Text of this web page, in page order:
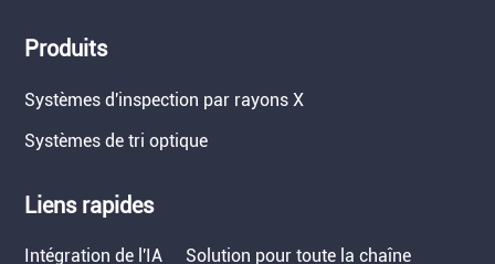
Produits
Systèmes d'inspection par rayons X
Systèmes de tri optique
Liens rapides
Intégration de l'IA Solution pour toute la chaîne